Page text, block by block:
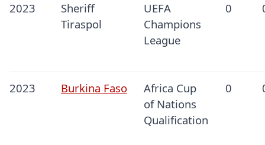
2023
Sheriff
Tiraspol
UEFA
Champions
League
0
2023 Burkina Faso
Africa Cup
of Nations
Qualification
0